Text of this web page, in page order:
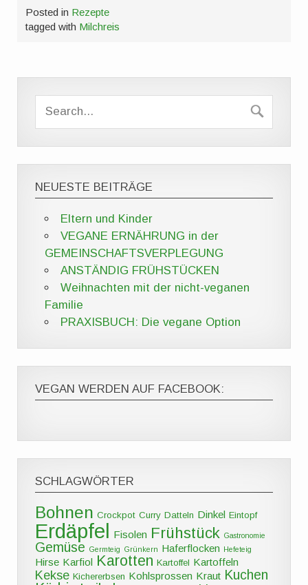
Posted in Rezepte
tagged with Milchreis
NEUESTE BEITRÄGE
Eltern und Kinder
VEGANE ERNÄHRUNG in der
GEMEINSCHAFTSVERPLEGUNG
ANSTÄNDIG FRÜHSTÜCKEN
Weihnachten mit der nicht-veganen
Familie
PRAXISBUCH: Die vegane Option
VEGAN WERDEN AUF FACEBOOK:
SCHLAGWÖRTER
Bohnen Crockpot Curry Datteln Dinkel Eintopf
Erdäpfel Fisolen Frühstück Gastronomie
Gemüse Germteig Grünkern Haferflocken Hefeteig
Hirse Karfiol Karotten Kartoffel Kartoffeln
Kekse Kichererbsen Kohlsprossen Kraut Kuchen